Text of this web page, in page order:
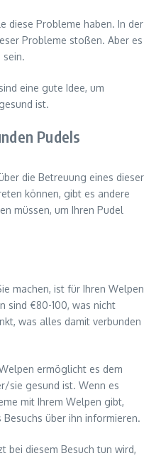
diese Probleme haben. In der
Probleme stoßen. Aber es
sein.
eine gute Idee, um
ist.
Pudels
die Betreuung eines dieser
können, gibt es andere
müssen, um Ihren Pudel
machen, ist für Ihren Welpen
sind €80-100, was nicht
was alles damit verbunden
ermöglicht es dem
sie gesund ist. Wenn es
mit Ihrem Welpen gibt,
über ihn informieren.
bei diesem Besuch tun wird,